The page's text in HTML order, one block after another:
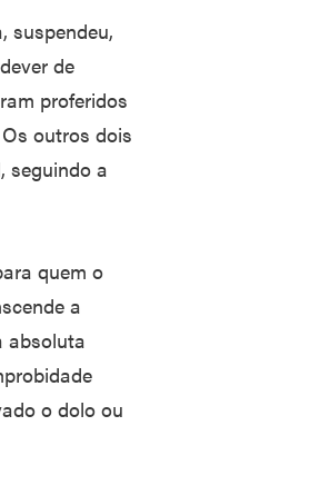
suspendeu,
de
proferidos
outros dois
seguindo a
quem o
a
absoluta
o dolo ou